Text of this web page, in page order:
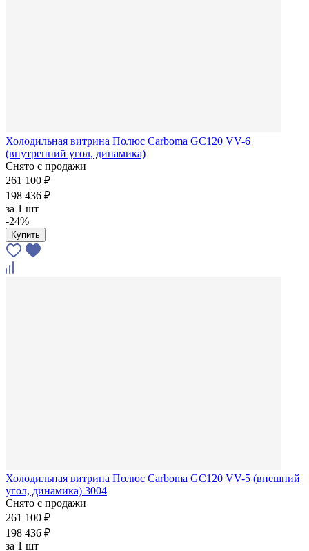
Холодильная витрина Полюс Carboma GC120 VV-6
(внутренний угол, динамика)
Снято с продажи
261 100 ₽
198 436 ₽
за 1 шт
-24%
Купить
Холодильная витрина Полюс Carboma GC120 VV-5 (внешний
угол, динамика) 3004
Снято с продажи
261 100 ₽
198 436 ₽
за 1 шт